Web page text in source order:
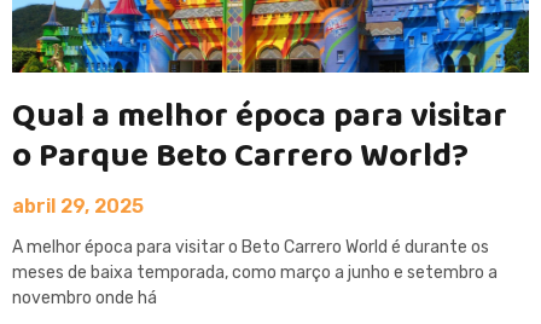
Qual a melhor época para visitar
o Parque Beto Carrero World?
abril 29, 2025
A melhor época para visitar o Beto Carrero World é durante os
meses de baixa temporada, como março a junho e setembro a
novembro onde há